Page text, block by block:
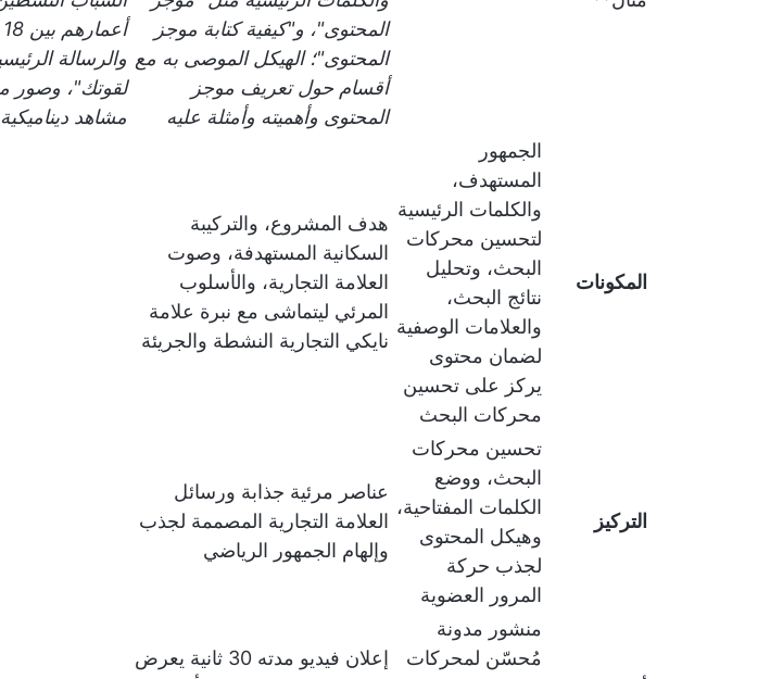
المحتوى"، و"كيفية كتابة موجز
المحتوى"؛ الهيكل الموصى به مع
أقسام حول تعريف موجز
المحتوى وأهميته وأمثلة عليه
والرسالة
لقوتك"، وصور
مشاهد
المكونات
الجمهور
المستهدف،
والكلمات الرئيسية
لتحسين محركات
البحث، وتحليل
نتائج البحث،
والعلامات الوصفية
لضمان محتوى
يركز على تحسين
محركات البحث
هدف المشروع، والتركيبة
السكانية المستهدفة، وصوت
العلامة التجارية، والأسلوب
المرئي ليتماشى مع نبرة علامة
نايكي التجارية النشطة والجريئة
التركيز
تحسين محركات
البحث، ووضع
الكلمات المفتاحية،
وهيكل المحتوى
لجذب حركة
المرور العضوية
عناصر مرئية جذابة ورسائل
العلامة التجارية المصممة لجذب
وإلهام الجمهور الرياضي
منشور مدونة
مُحسّن لمحركات
إعلان فيديو مدته 30 ثانية يعرض